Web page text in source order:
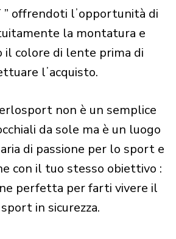
” offrendoti lʼopportunità di
la montatura e
colore di lente prima di
lʼacquisto.
non è un semplice
da sole ma è un luogo
di passione per lo sport e
con il tuo stesso obiettivo :
perfetta per farti vivere il
in sicurezza.